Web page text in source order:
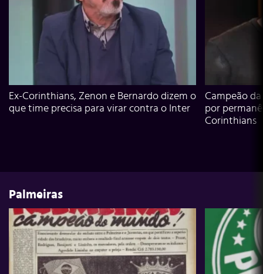
Ex-Corinthians, Zenon e Bernardo dizem o
que time precisa para virar contra o Inter
Campeão
por
Corinthians
Palmeiras